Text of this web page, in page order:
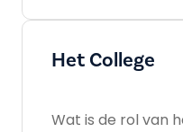
Het College
Wat is de rol van